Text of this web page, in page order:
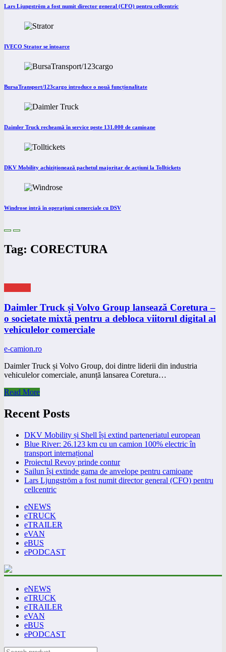
Lars Ljungström a fost numit director general (CFO) pentru cellcentric
IVECO Strator se întoarce
BursaTransport/123cargo introduce o nouă funcționalitate
Daimler Truck recheamă în service peste 131.000 de camioane
DKV Mobility achiziționează pachetul majoritar de acțiuni la Tolltickets
Windrose intră în operațiuni comerciale cu DSV
Tag: CORECTURA
Daimler Truck și Volvo Group lansează Coretura –
o societate mixtă pentru a debloca viitorul digital al
vehiculelor comerciale
e-camion.ro
Daimler Truck și Volvo Group, doi dintre liderii din industria
vehiculelor comerciale, anunță lansarea Coretura…
Read More
Recent Posts
DKV Mobility și Shell își extind parteneriatul european
Blue River: 26.123 km cu un camion 100% electric în
transport internațional
Proiectul Revoy prinde contur
Sailun își extinde gama de anvelope pentru camioane
Lars Ljungström a fost numit director general (CFO) pentru
cellcentric
eNEWS
eTRUCK
eTRAILER
eVAN
eBUS
ePODCAST
eNEWS
eTRUCK
eTRAILER
eVAN
eBUS
ePODCAST